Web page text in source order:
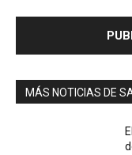
MÁS NOTICIAS DE